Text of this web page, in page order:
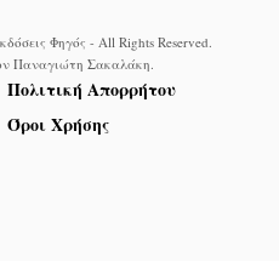
Φηγός - All Rights Reserved.
Παναγιώτη Σακαλάκη.
Πολιτική Απορρήτου
Όροι Χρήσης